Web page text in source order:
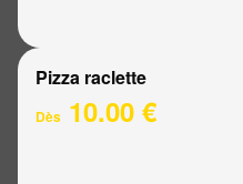
Pizza raclette
Dès 10.00 €